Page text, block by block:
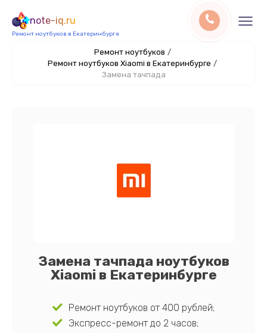
note-iq.ru
Ремонт ноутбуков в Екатеринбурге
Ремонт ноутбуков /
Ремонт ноутбуков Xiaomi в Екатеринбурге /
Замена тачпада
Замена тачпада ноутбуков
Xiaomi в Екатеринбурге
Ремонт ноутбуков от 400 рублей;
Экспресс-ремонт до 2 часов;